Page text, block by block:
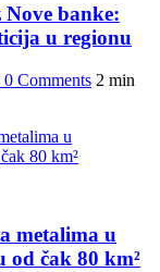
banke:
u regionu
0 Comments 2 min
metalima u
od čak 80 km²